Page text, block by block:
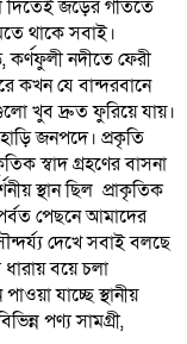
দিতেই জড়ের গতিতে
থাকে সবাই।
কর্ণফুলী নদীতে ফেরী
কখন যে বান্দরবানে
খুব দ্রুত ফুরিয়ে যায়।
জনপদে। প্রকৃতি
স্বাদ গ্রহণের বাসনা
স্থান ছিল প্রাকৃতিক
পেছনে আমাদের
দেখে সবাই বলছে
বয়ে চলা
যাচ্ছে স্থানীয়
পণ্য সামগ্রী,